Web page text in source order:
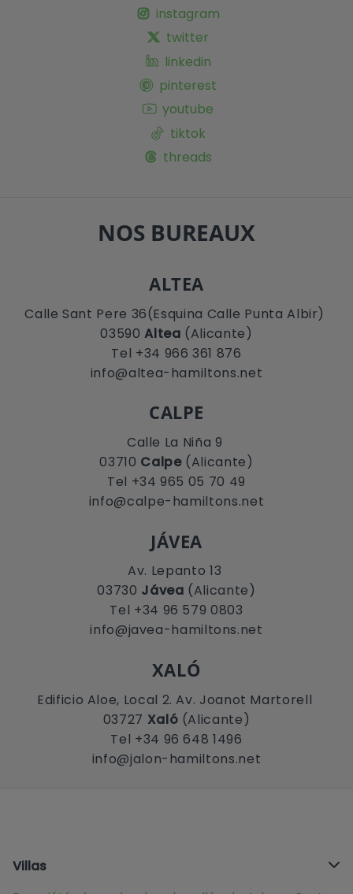
instagram
twitter
linkedin
pinterest
youtube
tiktok
threads
NOS BUREAUX
ALTEA
Calle Sant Pere 36(Esquina Calle Punta Albir)
03590Altea (Alicante)
Tel +34 966 361 876
info@altea-hamiltons.net
CALPE
Calle La Niña 9
03710 Calpe(Alicante)
Tel +34 965 05 70 49
info@calpe-hamiltons.net
JÁVEA
Av. Lepanto 13
03730 Jávea (Alicante)
Tel +34 96 579 0803
info@javea-hamiltons.net
XALÓ
Edificio Aloe, Local 2. Av. Joanot Martorell
03727 Xaló (Alicante)
Tel +34 96 648 1496
info@jalon-hamiltons.net
Villas